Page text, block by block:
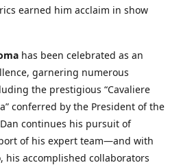
earned him acclaim in show
has been celebrated as an
garnering numerous
the prestigious “Cavaliere
conferred by the President of the
continues his pursuit of
of his expert team—and with
his accomplished collaborators